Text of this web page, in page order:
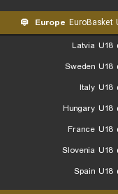
Europe EuroBasket
Latvia U18
Sweden U18
Italy U18
Hungary U18
France U18
Slovenia U18
Spain U18